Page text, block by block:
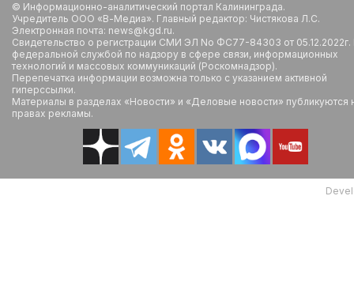
© Информационно-аналитический портал Калининграда.
Учредитель ООО «В-Медиа». Главный редактор: Чистякова Л.С.
Электронная почта: news@kgd.ru.
Свидетельство о регистрации СМИ ЭЛ No ФС77-84303 от
федеральной службой по надзору в сфере связи, информационных
технологий и массовых коммуникаций (Роскомнадзор).
Перепечатка информации возможна только с указанием активной
гиперссылки.
Материалы в разделах «Новости» и «Деловые новости» публикуются
правах рекламы.